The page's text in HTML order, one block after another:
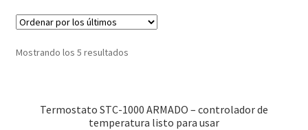
Mostrando los 5 resultados
Termostato STC-1000 ARMADO – controlador de
temperatura listo para usar